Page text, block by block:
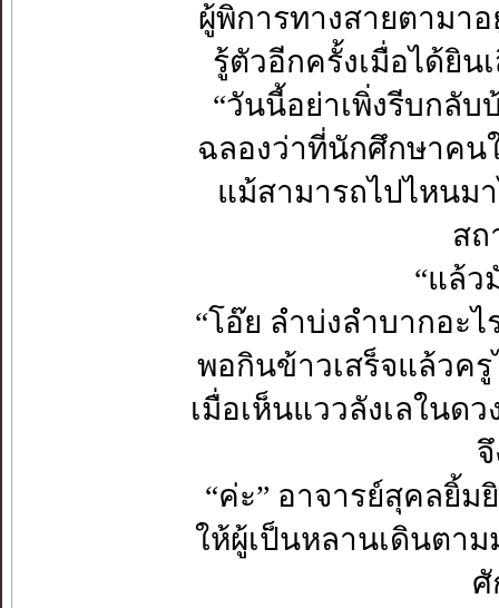
ผู้พิการทางสายตามา
รู้ตัวอีกครั้งเมื่อได้ยิน
“วันนี้อย่าเพิ่งรีบกลับ
ฉลองว่าที่นักศึกษาคน
แม้สามารถไปไหนม
สถ
“แล้ว
“โอ๊ย ลำบ่งลำบากอะ
พอกินข้าวเสร็จแล้วค
เมื่อเห็นแววลังเลในด
“ค่ะ” อาจารย์สุคลยิ้
ให้ผู้เป็นหลานเดินตา
ศั